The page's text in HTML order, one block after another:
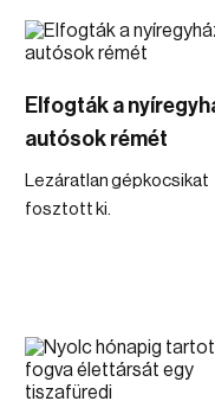
Elfogták a
autósok rémét
Lezáratlan gépkocsikat
fosztott ki.